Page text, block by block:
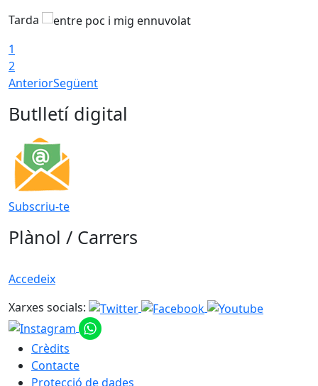
Tarda
1
2
AnteriorSegüent
Butlletí digital
Subscriu-te
Plànol / Carrers
Accedeix
Xarxes socials:
Crèdits
Contacte
Protecció de dades